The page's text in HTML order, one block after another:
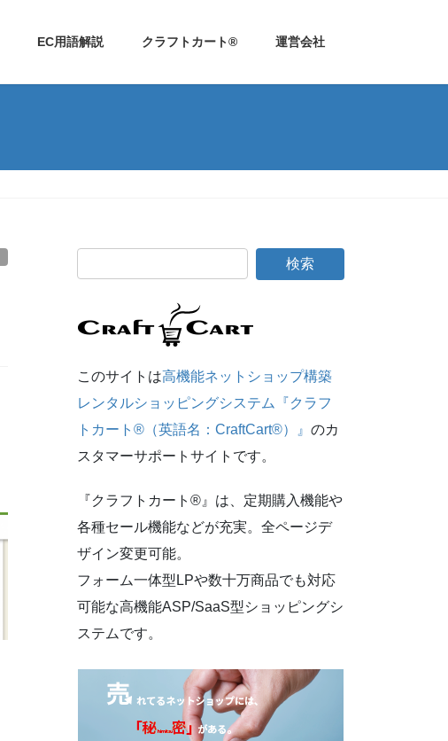
EC用語解説 クラフトカート® 運営会社
このサイトは高機能ネットショップ構築
レンタルショッピングシステム『クラフ
トカート®（英語名：CraftCart®）』のカ
スタマーサポートサイトです。
『クラフトカート®』は、定期購入機能や
各種セール機能などが充実。全ページデ
ザイン変更可能。
フォーム一体型LPや数十万商品でも対応
可能な高機能ASP/SaaS型ショッピングシ
ステムです。